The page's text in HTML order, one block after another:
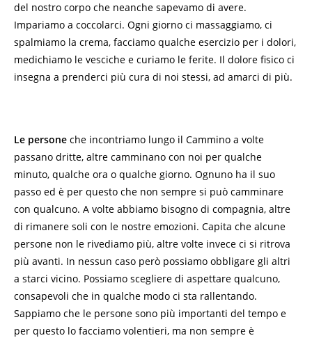
del nostro corpo che neanche sapevamo di avere.
Impariamo a coccolarci. Ogni giorno ci massaggiamo, ci
spalmiamo la crema, facciamo qualche esercizio per i dolori,
medichiamo le vesciche e curiamo le ferite. Il dolore fisico ci
insegna a prenderci più cura di noi stessi, ad amarci di più.
Le persone che incontriamo lungo il Cammino a volte
passano dritte, altre camminano con noi per qualche
minuto, qualche ora o qualche giorno. Ognuno ha il suo
passo ed è per questo che non sempre si può camminare
con qualcuno. A volte abbiamo bisogno di compagnia, altre
di rimanere soli con le nostre emozioni. Capita che alcune
persone non le rivediamo più, altre volte invece ci si ritrova
più avanti. In nessun caso però possiamo obbligare gli altri
a starci vicino. Possiamo scegliere di aspettare qualcuno,
consapevoli che in qualche modo ci sta rallentando.
Sappiamo che le persone sono più importanti del tempo e
per questo lo facciamo volentieri, ma non sempre è